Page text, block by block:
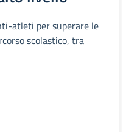
atleti per superare le
scolastico, tra